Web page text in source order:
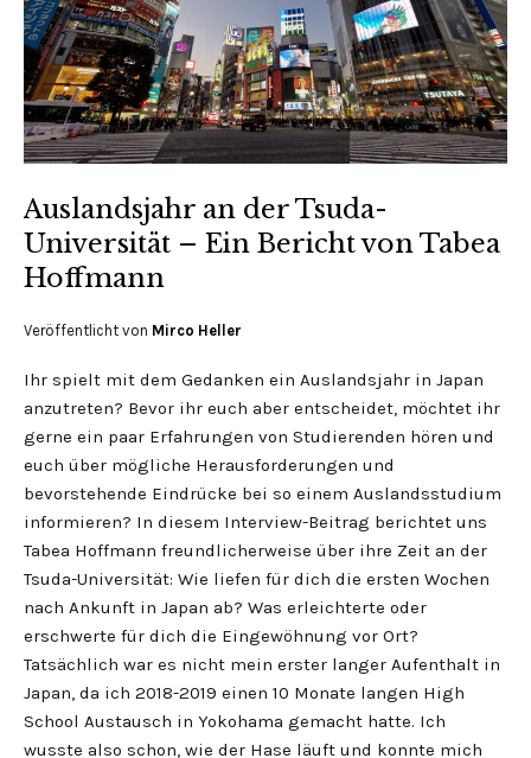
Auslandsjahr an der Tsuda-
Universität – Ein Bericht von Tabea
Hoffmann
Veröffentlicht von Mirco Heller
Ihr spielt mit dem Gedanken ein Auslandsjahr in Japan
anzutreten? Bevor ihr euch aber entscheidet, möchtet ihr
gerne ein paar Erfahrungen von Studierenden hören und
euch über mögliche Herausforderungen und
bevorstehende Eindrücke bei so einem Auslandsstudium
informieren? In diesem Interview-Beitrag berichtet uns
Tabea Hoffmann freundlicherweise über ihre Zeit an der
Tsuda-Universität: Wie liefen für dich die ersten Wochen
nach Ankunft in Japan ab? Was erleichterte oder
erschwerte für dich die Eingewöhnung vor Ort?
Tatsächlich war es nicht mein erster langer Aufenthalt in
Japan, da ich 2018-2019 einen 10 Monate langen High
School Austausch in Yokohama gemacht hatte. Ich
wusste also schon, wie der Hase läuft und konnte mich